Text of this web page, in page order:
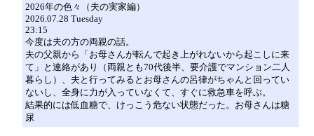
2026年の色々（夫の実家編）
2026.07.28 Tuesday
23:15
今度は夫の方の両親の話。
夫の父親から「お母さんが転んで起き上がれないから起こしに来
て」と連絡があり（両親とも70代後半、要介護でマンション二人
暮らし）、夫と行ってみるとお母さんの呂律がちゃんと回ってい
ないし、全身に力が入っていなくて、すぐに救急車を呼ぶ。
結果的には低血糖で、けっこう危ない状態だった。お母さんは糖
尿